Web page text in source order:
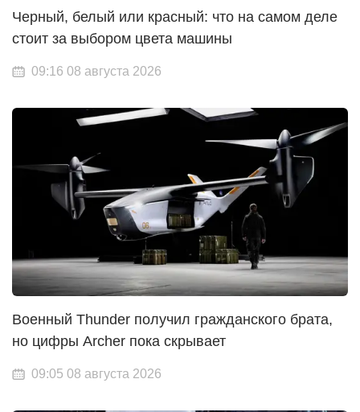
Черный, белый или красный: что на самом деле
стоит за выбором цвета машины
09:16 08 августа 2026
Военный Thunder получил гражданского брата,
но цифры Archer пока скрывает
09:05 08 августа 2026